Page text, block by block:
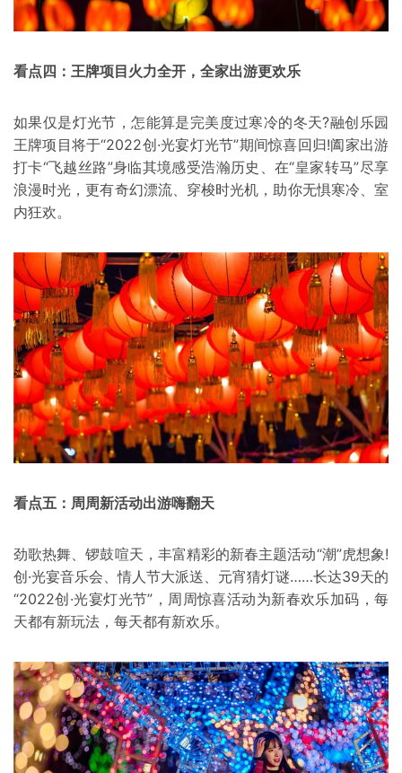
看点四：王牌项目火力全开，全家出游更欢乐
如果仅是灯光节，怎能算是完美度过寒冷的冬天?融创乐园
王牌项目将于“2022创·光宴灯光节”期间惊喜回归!阖家出游
打卡“飞越丝路”身临其境感受浩瀚历史、在“皇家转马”尽享
浪漫时光，更有奇幻漂流、穿梭时光机，助你无惧寒冷、室
内狂欢。
看点五：周周新活动出游嗨翻天
劲歌热舞、锣鼓喧天，丰富精彩的新春主题活动“潮”虎想象!
创·光宴音乐会、情人节大派送、元宵猜灯谜……长达39天的
“2022创·光宴灯光节”，周周惊喜活动为新春欢乐加码，每
天都有新玩法，每天都有新欢乐。